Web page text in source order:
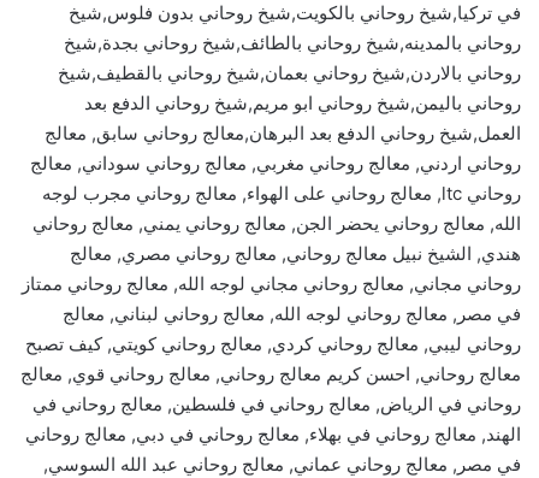
في تركيا,شيخ روحاني بالكويت,شيخ روحاني بدون فلوس,شيخ
روحاني بالمدينه,شيخ روحاني بالطائف,شيخ روحاني بجدة,شيخ
روحاني بالاردن,شيخ روحاني بعمان,شيخ روحاني بالقطيف,شيخ
روحاني باليمن,شيخ روحاني ابو مريم,شيخ روحاني الدفع بعد
العمل,شيخ روحاني الدفع بعد البرهان,معالج روحاني سابق, معالج
روحاني اردني, معالج روحاني مغربي, معالج روحاني سوداني, معالج
روحاني ltc, معالج روحاني على الهواء, معالج روحاني مجرب لوجه
الله, معالج روحاني يحضر الجن, معالج روحاني يمني, معالج روحاني
هندي, الشيخ نبيل معالج روحاني, معالج روحاني مصري, معالج
روحاني مجاني, معالج روحاني مجاني لوجه الله, معالج روحاني ممتاز
في مصر, معالج روحاني لوجه الله, معالج روحاني لبناني, معالج
روحاني ليبي, معالج روحاني كردي, معالج روحاني كويتي, كيف تصبح
معالج روحاني, احسن كريم معالج روحاني, معالج روحاني قوي, معالج
روحاني في الرياض, معالج روحاني في فلسطين, معالج روحاني في
الهند, معالج روحاني في بهلاء, معالج روحاني في دبي, معالج روحاني
في مصر, معالج روحاني عماني, معالج روحاني عبد الله السوسي,